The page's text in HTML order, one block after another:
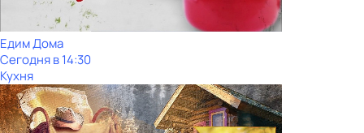
Едим Дома
Сегодня в 14:30
Кухня